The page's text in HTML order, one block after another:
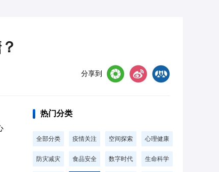
分享到
热门分类
全部分类 疫情关注 空间探索 心理健康
防灾减灾 食品安全 数字时代 生命科学